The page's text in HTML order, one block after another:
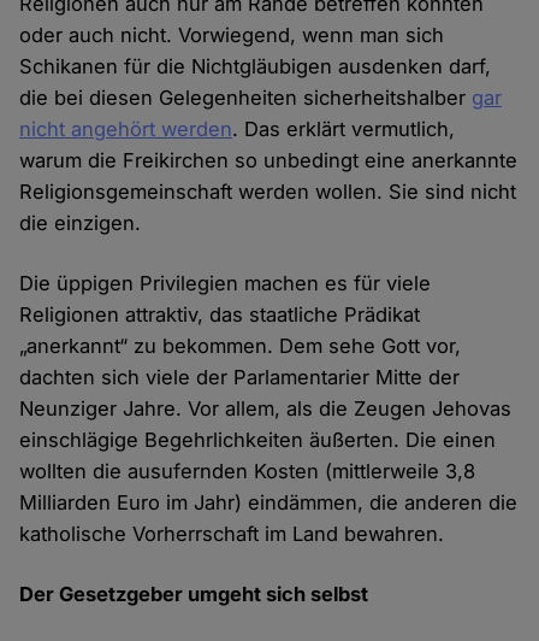
oder auch nicht. Vorwiegend, wenn man sich
Schikanen für die Nichtgläubigen ausdenken darf,
die bei diesen Gelegenheiten sicherheitshalber gar
nicht angehört werden. Das erklärt vermutlich,
warum die Freikirchen so unbedingt eine anerkannte
Religionsgemeinschaft werden wollen. Sie sind nicht
die einzigen.
Die üppigen Privilegien machen es für viele
Religionen attraktiv, das staatliche Prädikat
„anerkannt“ zu bekommen. Dem sehe Gott vor,
dachten sich viele der Parlamentarier Mitte der
Neunziger Jahre. Vor allem, als die Zeugen Jehovas
einschlägige Begehrlichkeiten äußerten. Die einen
wollten die ausufernden Kosten (mittlerweile 3,8
Milliarden Euro im Jahr) eindämmen, die anderen die
katholische Vorherrschaft im Land bewahren.
Der Gesetzgeber umgeht sich selbst